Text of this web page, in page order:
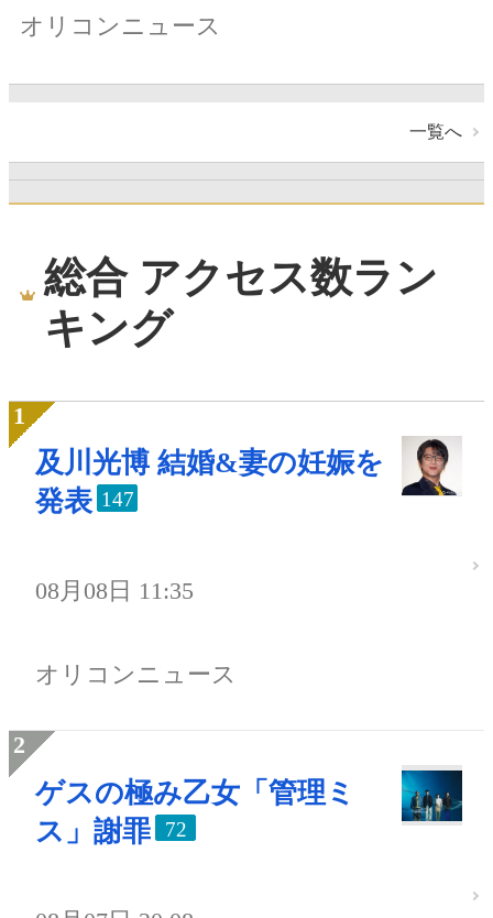
オリコンニュース
一覧へ
総合 アクセス数ラン
キング
及川光博 結婚&妻の妊娠を
発表 147
08月08日 11:35
オリコンニュース
ゲスの極み乙女「管理ミ
ス」謝罪
72